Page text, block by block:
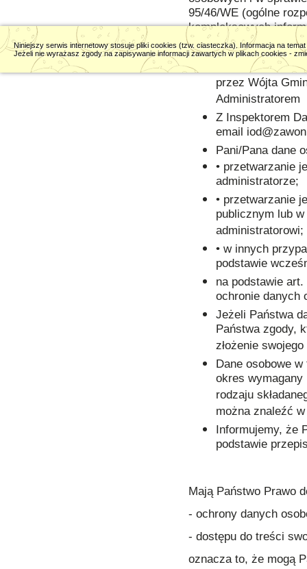
Niniejszy serwis internetowy stosuje pliki cookies (tzw. ciasteczka). Informacja na
Jeżeli nie wyrażasz zgody na zapisywanie informacji zawartych w plikach cookies -
95/46/WE (ogólne
kompleksowych
W świetle
elektronicznej,
przez Wójta
Administratorem
Z Inspektorem
email
Pani/Pana dane
• przetwarzanie
administratorze;
• przetwarzanie
publicznym lub
administratorowi;
• w innych
podstawie
na podstawie
ochronie danych
Jeżeli Państwa
Państwa zgody,
złożenie
Dane osobowe
okres
rodzaju
można znaleźć
Informujemy, że
podstawie
Mają Państwo Prawo
- ochrony danych
- dostępu do treści
oznacza to, że mogą